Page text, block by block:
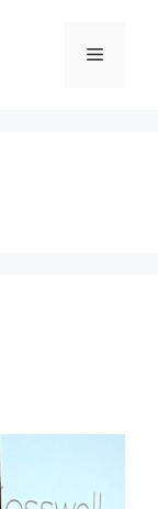
Menú